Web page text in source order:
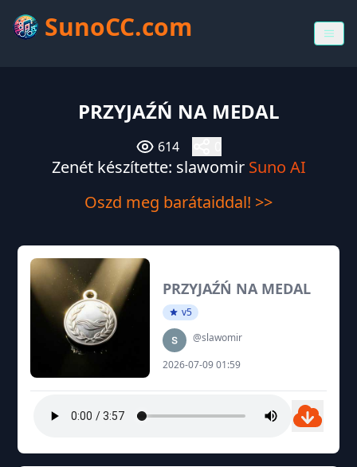
SunoCC.com
PRZYJAŹŃ NA MEDAL
614
Zenét készítette: slawomir Suno AI
Oszd meg barátaiddal! >>
PRZYJAŹŃ NA MEDAL
v5
@slawomir
2026-07-09 01:59